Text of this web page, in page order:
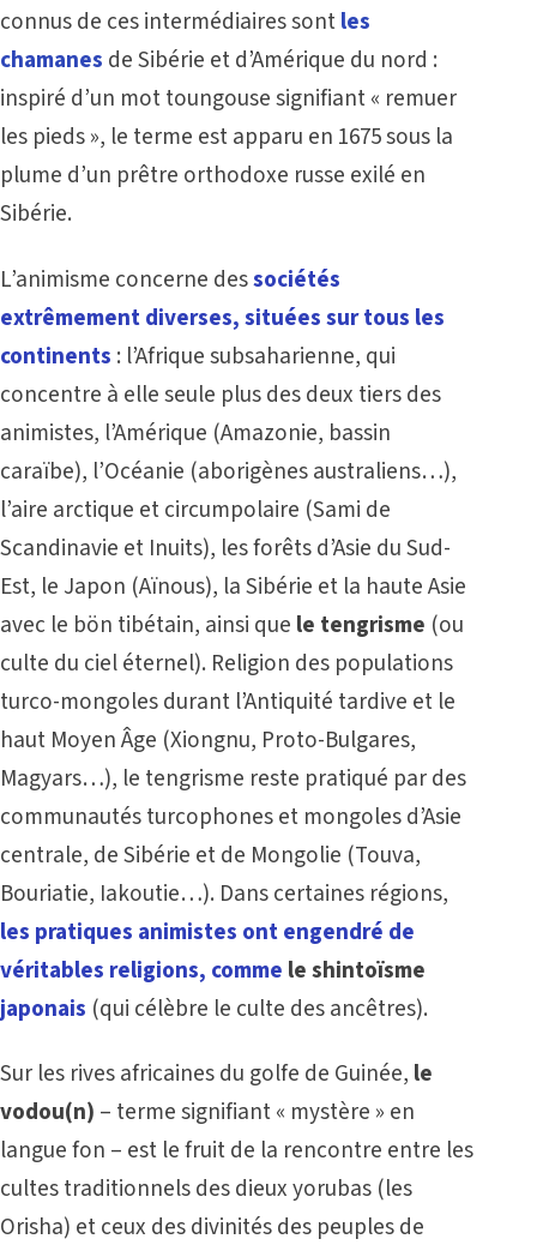
connus de ces intermédiaires sontles
chamanes de Sibérie et d’Amérique du nord :
inspiré d’un mot toungouse signifiant « remuer
les pieds », le terme est apparu en 1675 sous la
plume d’un prêtre orthodoxe russe exilé en
Sibérie.
L’animisme concerne dessociétés
extrêmement diverses, situées sur tous les
continents : l’Afrique subsaharienne, qui
concentre à elle seule plus des deux tiers des
animistes, l’Amérique (Amazonie, bassin
caraïbe), l’Océanie (aborigènes australiens…),
l’aire arctique et circumpolaire (Sami de
Scandinavie et Inuits), les forêts d’Asie du Sud-
Est, le Japon (Aïnous), la Sibérie et la haute Asie
avec le bön tibétain, ainsi que le tengrisme (ou
culte du ciel éternel). Religion des populations
turco-mongoles durant l’Antiquité tardive et le
haut Moyen Âge (Xiongnu, Proto-Bulgares,
Magyars…), le tengrisme reste pratiqué par des
communautés turcophones et mongoles d’Asie
centrale, de Sibérie et de Mongolie (Touva,
Bouriatie, Iakoutie…). Dans certaines régions,
les pratiques animistes ont engendré de
véritables religions, comme le shintoïsme
japonais (qui célèbre le culte des ancêtres).
Sur les rives africaines du golfe de Guinée, le
vodou(n) – terme signifiant « mystère » en
langue fon – est le fruit de la rencontre entre les
cultes traditionnels des dieux yorubas (les
Orisha) et ceux des divinités des peuples de